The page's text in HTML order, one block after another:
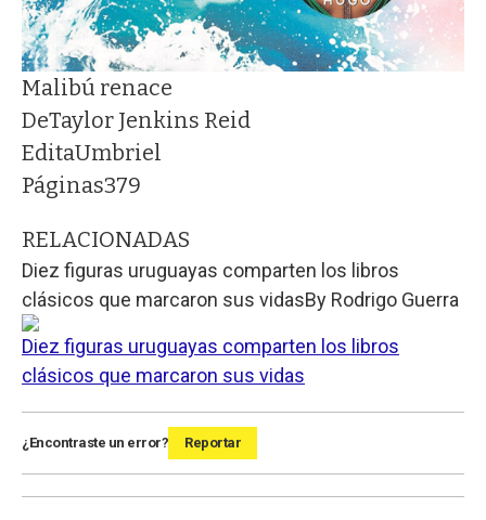
Malibú renace
DeTaylor Jenkins Reid
EditaUmbriel
Páginas379
RELACIONADAS
Diez figuras uruguayas comparten los libros
clásicos que marcaron sus vidasBy Rodrigo Guerra
Diez figuras uruguayas comparten los libros
clásicos que marcaron sus vidas
¿Encontraste un error? Reportar